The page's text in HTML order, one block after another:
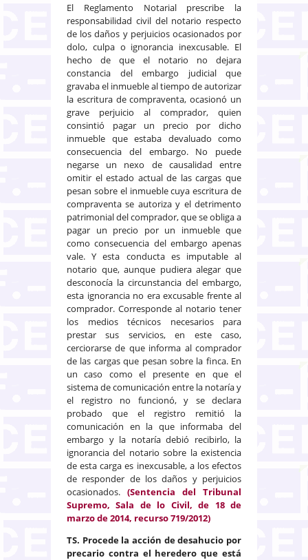
El Reglamento Notarial prescribe la
responsabilidad civil del notario respecto
de los daños y perjuicios ocasionados por
dolo, culpa o ignorancia inexcusable. El
hecho de que el notario no dejara
constancia del embargo judicial que
gravaba el inmueble al tiempo de autorizar
la escritura de compraventa, ocasionó un
grave perjuicio al comprador, quien
consintió pagar un precio por dicho
inmueble que estaba devaluado como
consecuencia del embargo. No puede
negarse un nexo de causalidad entre
omitir el estado actual de las cargas que
pesan sobre el inmueble cuya escritura de
compraventa se autoriza y el detrimento
patrimonial del comprador, que se obliga a
pagar un precio por un inmueble que
como consecuencia del embargo apenas
vale. Y esta conducta es imputable al
notario que, aunque pudiera alegar que
desconocía la circunstancia del embargo,
esta ignorancia no era excusable frente al
comprador. Corresponde al notario tener
los medios técnicos necesarios para
prestar sus servicios, en este caso,
cerciorarse de que informa al comprador
de las cargas que pesan sobre la finca. En
un caso como el presente en que el
sistema de comunicación entre la notaría y
el registro no funcionó, y se declara
probado que el registro remitió la
comunicación en la que informaba del
embargo y la notaría debió recibirlo, la
ignorancia del notario sobre la existencia
de esta carga es inexcusable, a los efectos
de responder de los daños y perjuicios
ocasionados. (Sentencia del Tribunal
Supremo, Sala de lo Civil, de 18 de
marzo de 2014, recurso 719/2012)
TS. Procede la acción de desahucio por
precario contra el heredero que está